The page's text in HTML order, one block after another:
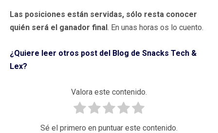
Las posiciones están servidas, sólo resta conocer
quién será el ganador final. En unas horas os lo cuento.
¿Quiere leer otros post del Blog de Snacks Tech &
Lex?
Valora este contenido.
Sé el primero en puntuar este contenido.